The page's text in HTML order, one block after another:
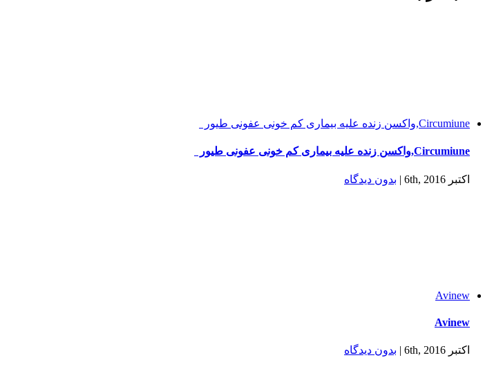
Circumiune,واکسن زنده علیه بیماری کم خونی عفونی طیور
Circumiune,واکسن زنده علیه بیماری کم خونی عفونی طیور
اکتبر 6th, 2016 | بدون ديدگاه
Avinew
Avinew
اکتبر 6th, 2016 | بدون ديدگاه